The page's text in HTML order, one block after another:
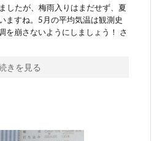
したが、梅雨入りはまだせず、夏
ますね。5月の平均気温は観測史
を崩さないようにしましょう！ さ
きを見る